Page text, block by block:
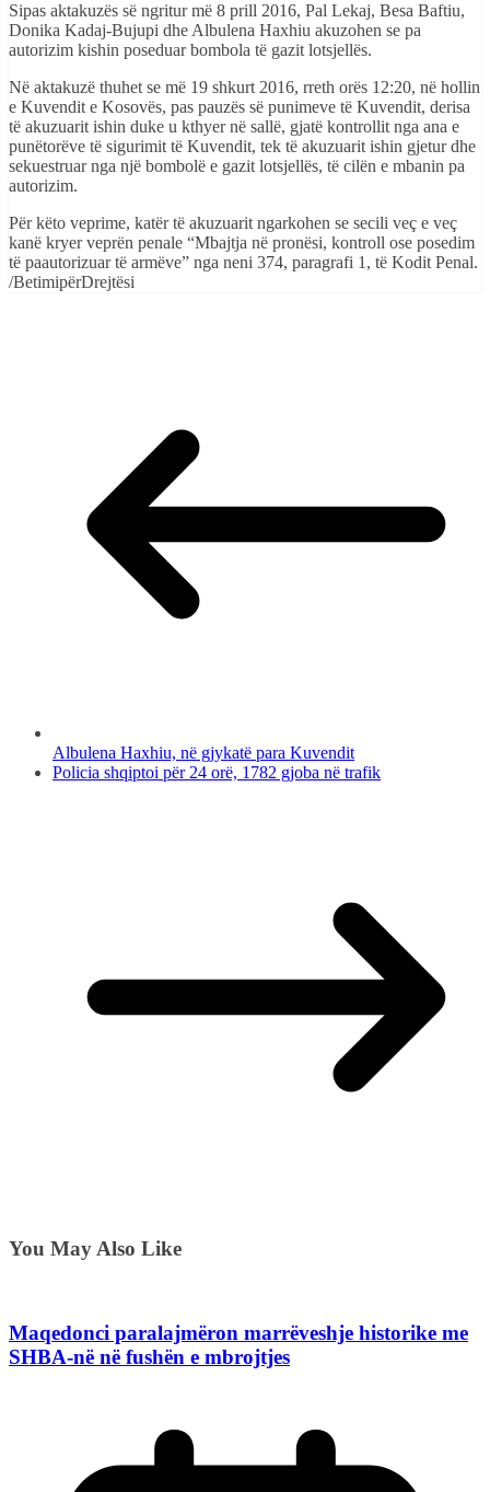
Sipas aktakuzës së ngritur më 8 prill 2016, Pal Lekaj, Besa Baftiu,
Donika Kadaj-Bujupi dhe Albulena Haxhiu akuzohen se pa
autorizim kishin poseduar bombola të gazit lotsjellës.
Në aktakuzë thuhet se më 19 shkurt 2016, rreth orës 12:20, në hollin
e Kuvendit e Kosovës, pas pauzës së punimeve të Kuvendit, derisa
të akuzuarit ishin duke u kthyer në sallë, gjatë kontrollit nga ana e
punëtorëve të sigurimit të Kuvendit, tek të akuzuarit ishin gjetur dhe
sekuestruar nga një bombolë e gazit lotsjellës, të cilën e mbanin pa
autorizim.
Për këto veprime, katër të akuzuarit ngarkohen se secili veç e veç
kanë kryer veprën penale “Mbajtja në pronësi, kontroll ose posedim
të paautorizuar të armëve” nga neni 374, paragrafi 1, të Kodit Penal.
/BetimipërDrejtësi
Albulena Haxhiu, në gjykatë para Kuvendit
Policia shqiptoi për 24 orë, 1782 gjoba në trafik
You May Also Like
Maqedonci paralajmëron marrëveshje historike me
SHBA-në në fushën e mbrojtjes